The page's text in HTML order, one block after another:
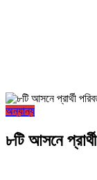
অন্যান্য
৮টি আসনে